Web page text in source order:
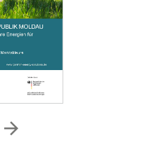
vorwärts blättern